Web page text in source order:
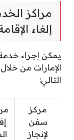
مراكز
إلغاء
يمكن إجراء
الإمارات من
التالي:
مركز
سفن
لإنجاز